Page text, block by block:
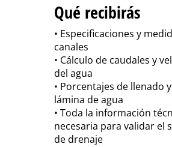
Qué recibirás
• Especificaciones y
canales
• Cálculo de caudales y
del agua
• Porcentajes de llenado
lámina de agua
• Toda la información
necesaria para validar el
de drenaje